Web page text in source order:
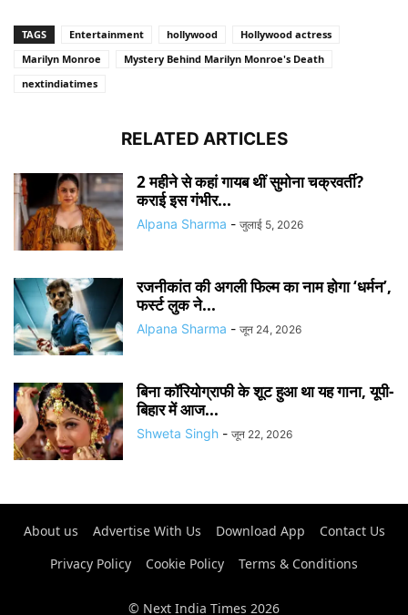
TAGS Entertainment hollywood
Hollywood actress
Marilyn Monroe
Mystery Behind Marilyn Monroe's Death
nextindiatimes
RELATED ARTICLES
2 महीने से कहां गायब थीं सुमोना चक्रवर्ती?
कराई इस गंभीर...
Alpana Sharma - जुलाई 5, 2026
रजनीकांत की अगली फिल्म का नाम होगा ‘धर्मन’,
फर्स्ट लुक ने...
Alpana Sharma - जून 24, 2026
बिना कॉरियोग्राफी के शूट हुआ था यह गाना, यूपी-
बिहार में आज...
Shweta Singh - जून 22, 2026
About us Advertise With Us Download App
Contact Us
Privacy Policy
Cookie Policy Terms & Conditions
© Next India Times 2026